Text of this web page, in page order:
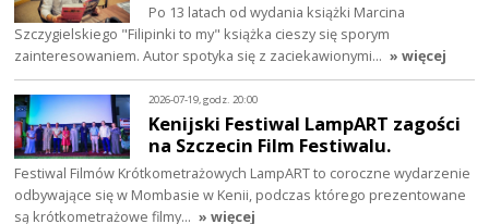
Po 13 latach od wydania książki Marcina
Szczygielskiego "Filipinki to my" książka cieszy się sporym
zainteresowaniem. Autor spotyka się z zaciekawionymi… » więcej
2026-07-19, godz. 20:00
Kenijski Festiwal LampART zagości
na Szczecin Film Festiwalu.
Festiwal Filmów Krótkometrażowych LampART to coroczne wydarzenie
odbywające się w Mombasie w Kenii, podczas którego prezentowane
są krótkometrażowe filmy… » więcej